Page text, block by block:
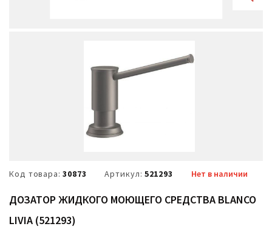
Код товара: 30873 Артикул: 521293 Нет в наличии
ДОЗАТОР ЖИДКОГО МОЮЩЕГО СРЕДСТВА BLANCO
LIVIA (521293)